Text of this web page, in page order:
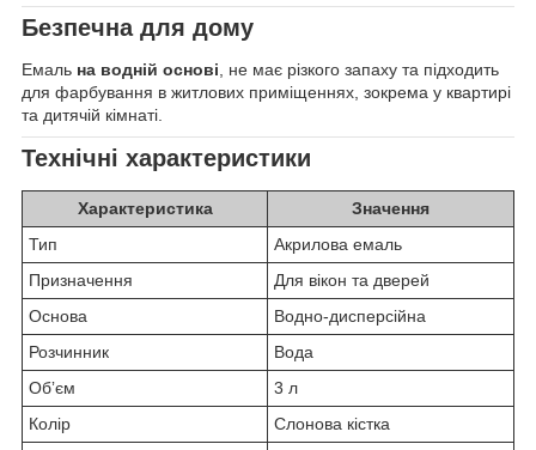
Безпечна для дому
Емаль на водній основі , не має різкого запаху та підходить
для фарбування в житлових приміщеннях, зокрема у квартирі
та дитячій кімнаті.
Технічні характеристики
Характеристика
Значення
Тип
Акрилова емаль
Призначення
Для вікон та дверей
Основа
Водно-дисперсійна
Розчинник
Вода
Обʼєм
3 л
Колір
Слонова кістка